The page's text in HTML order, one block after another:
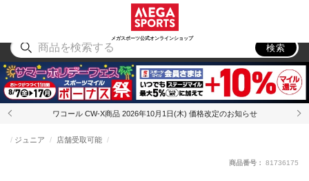
メガスポーツ公式オンラインショップ
アウトドア
検索
ワコール CW-X商品 2026年10月1日(木) 価格改定のお知らせ
ジュニア 店舗受取可能
商品番号： 81736175